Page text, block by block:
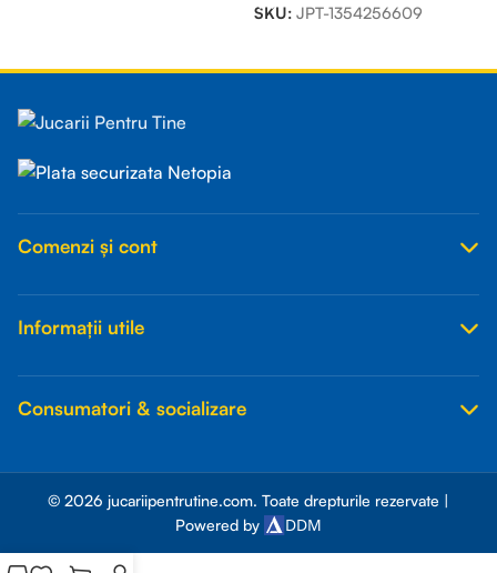
SKU: JPT-1354256609
Comenzi și cont
Informații utile
Consumatori & socializare
© 2026 jucariipentrutine.com. Toate drepturile rezervate |
Powered by
DDM